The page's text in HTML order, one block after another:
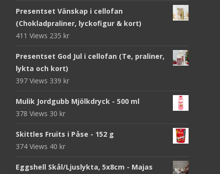
Presentset Vänskap i cellofan
(Chokladpraliner, lyckofigur & kort)
411 Views 235 kr
Presentset God Jul i cellofan (Te, praliner,
lykta och kort)
397 Views 339 kr
Mulik Jordgubb Mjölkdryck - 500 ml
378 Views 30 kr
Skittles Fruits i Påse - 152 g
374 Views 40 kr
Eggshell Skål/Ljuslykta, 5x8cm - Majas